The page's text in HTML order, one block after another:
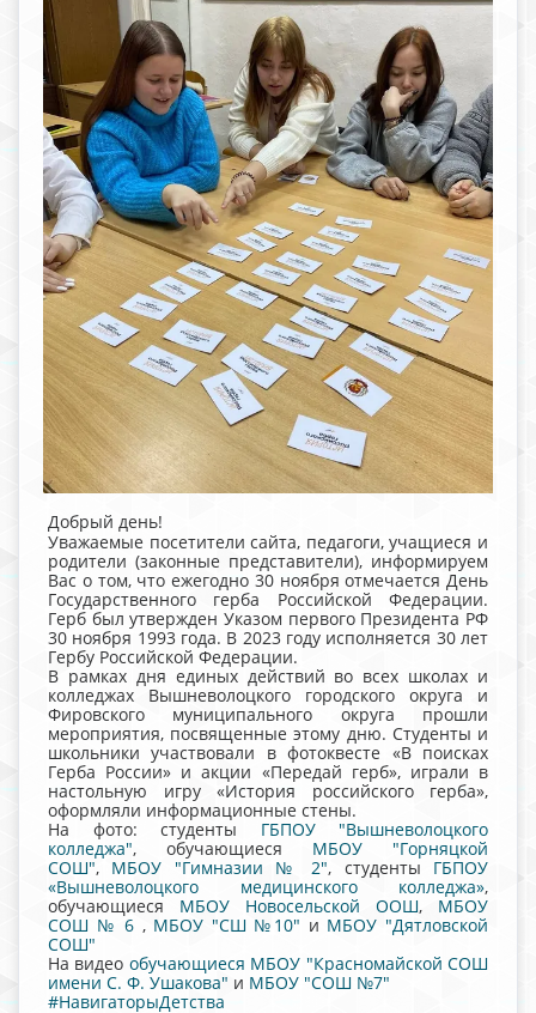
Добрый день!
Уважаемые посетители сайта, педагоги, учащиеся и
родители (законные представители), информируем
Вас о том, что ежегодно 30 ноября отмечается День
Государственного герба Российской Федерации.
Герб был утвержден Указом первого Президента РФ
30 ноября 1993 года. В 2023 году исполняется 30 лет
Гербу Российской Федерации.
В рамках дня единых действий во всех школах и
колледжах Вышневолоцкого городского округа и
Фировского муниципального округа прошли
мероприятия, посвященные этому дню. Студенты и
школьники участвовали в фотоквесте «В поисках
Герба России» и акции «Передай герб», играли в
настольную игру «История российского герба»,
оформляли информационные стены.
На фото: студенты ГБПОУ "Вышневолоцкого
колледжа", обучающиеся МБОУ "Горняцкой
СОШ", МБОУ "Гимназии № 2", студенты ГБПОУ
«Вышневолоцкого медицинского колледжа»,
обучающиеся МБОУ Новосельской ООШ, МБОУ
СОШ № 6 , МБОУ "СШ №10" и МБОУ "Дятловской
СОШ"
На видео обучающиеся МБОУ "Красномайской СОШ
имени С. Ф. Ушакова" и МБОУ "СОШ №7"
#НавигаторыДетства